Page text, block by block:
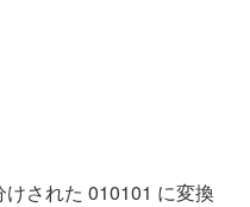
された 010101 に変換